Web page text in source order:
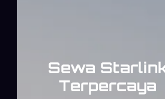
Sewa
Terpercaya